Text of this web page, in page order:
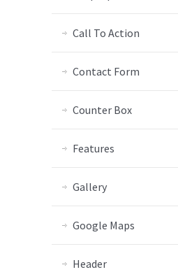
Call To Action
Contact Form
Counter Box
Features
Gallery
Google Maps
Header